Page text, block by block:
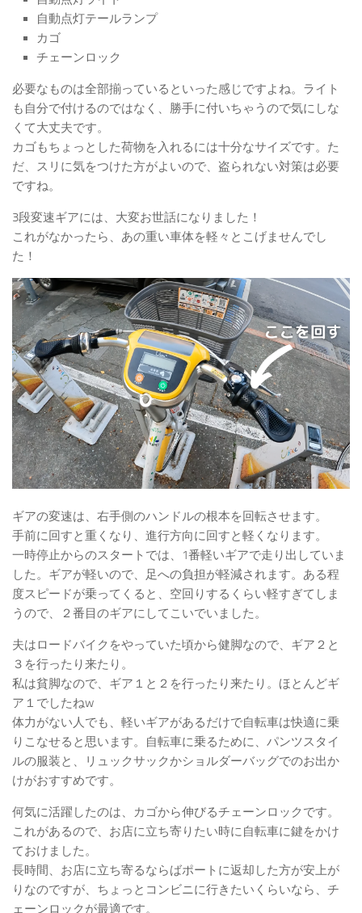
自動点灯テールランプ
カゴ
チェーンロック
必要なものは全部揃っているといった感じですよね。ライト
も自分で付けるのではなく、勝手に付いちゃうので気にしな
くて大丈夫です。
カゴもちょっとした荷物を入れるには十分なサイズです。た
だ、スリに気をつけた方がよいので、盗られない対策は必要
ですね。
3段変速ギアには、大変お世話になりました！
これがなかったら、あの重い車体を軽々とこげませんでし
た！
ギアの変速は、右手側のハンドルの根本を回転させます。
手前に回すと重くなり、進行方向に回すと軽くなります。
一時停止からのスタートでは、1番軽いギアで走り出していま
した。ギアが軽いので、足への負担が軽減されます。ある程
度スピードが乗ってくると、空回りするくらい軽すぎてしま
うので、２番目のギアにしてこいでいました。
夫はロードバイクをやっていた頃から健脚なので、ギア２と
３を行ったり来たり。
私は貧脚なので、ギア１と２を行ったり来たり。ほとんどギ
ア１でしたねw
体力がない人でも、軽いギアがあるだけで自転車は快適に乗
りこなせると思います。自転車に乗るために、パンツスタイ
ルの服装と、リュックサックかショルダーバッグでのお出か
けがおすすめです。
何気に活躍したのは、カゴから伸びるチェーンロックです。
これがあるので、お店に立ち寄りたい時に自転車に鍵をかけ
ておけました。
長時間、お店に立ち寄るならばポートに返却した方が安上が
りなのですが、ちょっとコンビニに行きたいくらいなら、チ
ェーンロックが最適です。